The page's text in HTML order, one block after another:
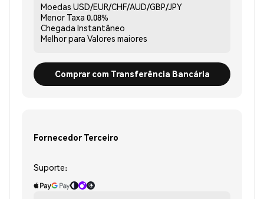
Moedas USD/EUR/CHF/AUD/GBP/JPY
Menor Taxa 0.08%
Chegada Instantâneo
Melhor para Valores maiores
Comprar com Transferência Bancária
Fornecedor Terceiro
Suporte: